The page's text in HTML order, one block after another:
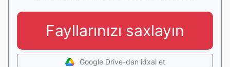
Fayllarınızı saxlayın
Google Drive-dan idxal et